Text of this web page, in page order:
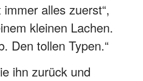
alles zuerst“,
kleinen Lachen.
Den tollen Typen.“
ihn zurück und